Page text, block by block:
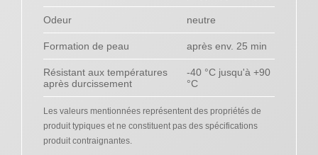
Odeur neutre
Formation de peau après env. 25 min
Résistant aux températures
après durcissement
-40 °C jusqu'à +90
°C
Les valeurs mentionnées représentent des propriétés de
produit typiques et ne constituent pas des spécifications
produit contraignantes.